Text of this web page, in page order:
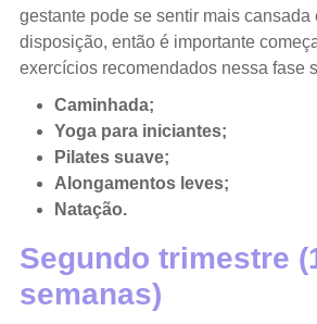
gestante pode se sentir mais cansada
disposição, então é importante
exercícios recomendados nessa fase
Caminhada;
Yoga para iniciantes;
Pilates suave;
Alongamentos leves;
Natação.
Segundo trimestre
semanas)